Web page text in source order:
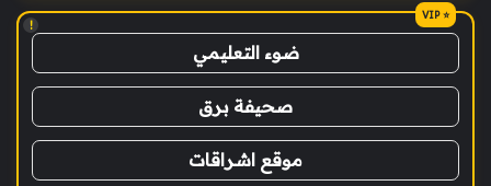
!
ضوء التعليمي
صحيفة برق
موقع اشراقات